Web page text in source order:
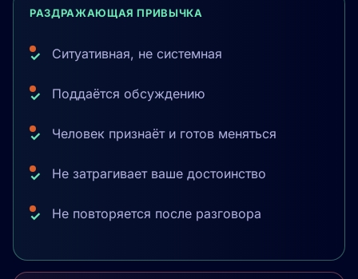
РАЗДРАЖАЮЩАЯ ПРИВЫЧКА
Ситуативная, не системная
Поддаётся обсуждению
Человек признаёт и готов меняться
Не затрагивает ваше достоинство
Не повторяется после разговора